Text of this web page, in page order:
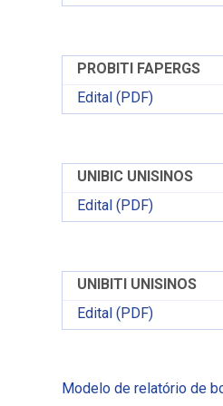
PROBITI FAPERGS
Edital (PDF)
UNIBIC UNISINOS
Edital (PDF)
UNIBITI UNISINOS
Edital (PDF)
Modelo de relatório de